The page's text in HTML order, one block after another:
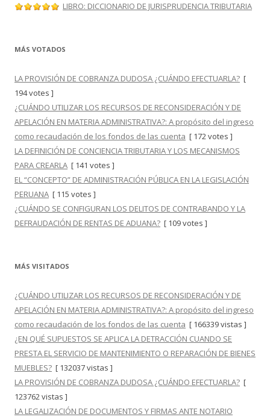
LIBRO: DICCIONARIO DE JURISPRUDENCIA TRIBUTARIA
MÁS VOTADOS
LA PROVISIÓN DE COBRANZA DUDOSA ¿CUÁNDO EFECTUARLA? [
194 votes ]
¿CUÁNDO UTILIZAR LOS RECURSOS DE RECONSIDERACIÓN Y DE
APELACIÓN EN MATERIA ADMINISTRATIVA?: A propósito del ingreso
como recaudación de los fondos de las cuenta [ 172 votes ]
LA DEFINICIÓN DE CONCIENCIA TRIBUTARIA Y LOS MECANISMOS
PARA CREARLA [ 141 votes ]
EL “CONCEPTO” DE ADMINISTRACIÓN PÚBLICA EN LA LEGISLACIÓN
PERUANA [ 115 votes ]
¿CUÁNDO SE CONFIGURAN LOS DELITOS DE CONTRABANDO Y LA
DEFRAUDACIÓN DE RENTAS DE ADUANA? [ 109 votes ]
MÁS VISITADOS
¿CUÁNDO UTILIZAR LOS RECURSOS DE RECONSIDERACIÓN Y DE
APELACIÓN EN MATERIA ADMINISTRATIVA?: A propósito del ingreso
como recaudación de los fondos de las cuenta [ 166339 vistas ]
¿EN QUÉ SUPUESTOS SE APLICA LA DETRACCIÓN CUANDO SE
PRESTA EL SERVICIO DE MANTENIMIENTO O REPARACIÓN DE BIENES
MUEBLES? [ 132037 vistas ]
LA PROVISIÓN DE COBRANZA DUDOSA ¿CUÁNDO EFECTUARLA? [
123762 vistas ]
LA LEGALIZACIÓN DE DOCUMENTOS Y FIRMAS ANTE NOTARIO